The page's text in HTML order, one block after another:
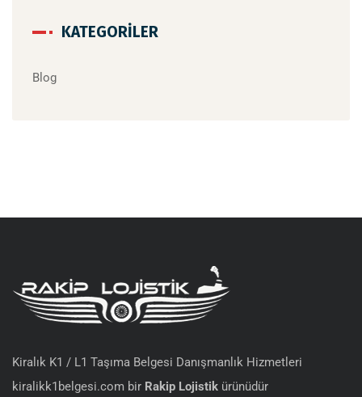
KATEGORILER
Blog
Kiralık K1 / L1 Taşıma Belgesi Danışmanlık Hizmetleri
kiralikk1belgesi.com bir Rakip Lojistik ürünüdür